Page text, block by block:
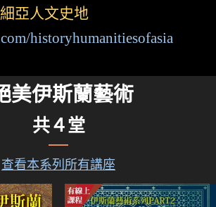
亞人文史地
historyhumanitiesofasia
美伊斯蘭藝術
共４堂
查看本系列所有講座